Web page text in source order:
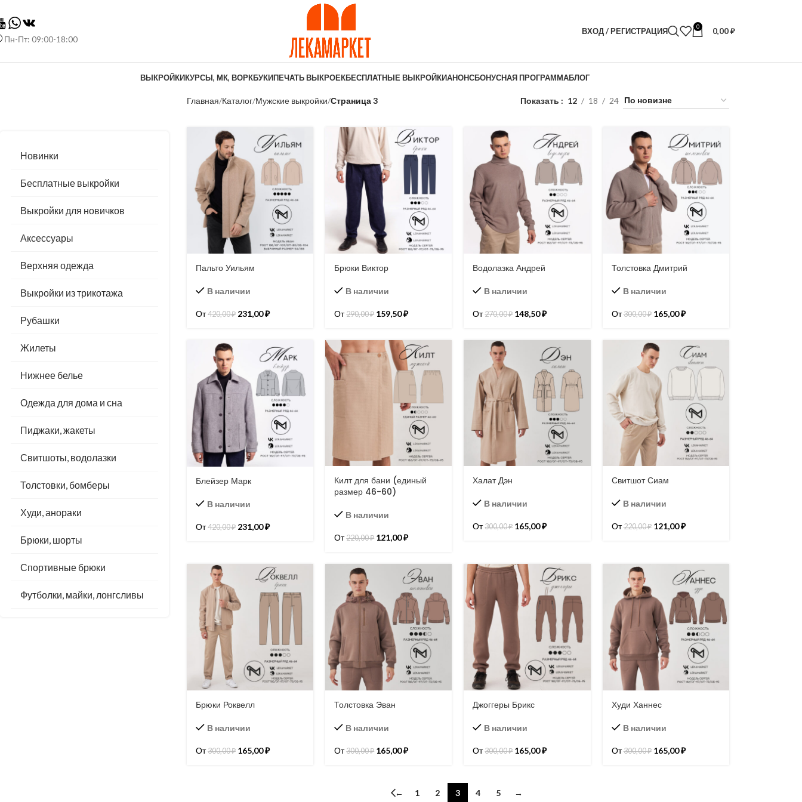
Пн-Пт: 09:00-18:00
ВХОД / РЕГИСТРАЦИЯ 0 0,00₽
ВЫКРОЙКИКУРСЫ, МК, ВОРКБУКИПЕЧАТЬ ВЫКРОЕКБЕСПЛАТНЫЕ ВЫКРОЙКИАНОНСБОНУСНАЯ ПРОГРАММАБЛОГ
Новинки
Бесплатные выкройки
Выкройки для новичков
Аксессуары
Верхняя одежда
Выкройки из трикотажа
Рубашки
Жилеты
Нижнее белье
Одежда для дома и сна
Пиджаки, жакеты
Свитшоты, водолазки
Толстовки, бомберы
Худи, анораки
Брюки, шорты
Спортивные брюки
Футболки, майки, лонгсливы
Главная Каталог Мужские выкройки Страница 3 Показать 12 18 24
Пальто Уильям
В наличии
От420,00₽ 231,00₽
Брюки Виктор
В наличии
От290,00₽ 159,50₽
Водолазка Андрей
В наличии
От270,00₽ 148,50₽
Толстовка Дмитрий
В наличии
От300,00₽ 165,00₽
Блейзер Марк
В наличии
От420,00₽ 231,00₽
Килт для бани (единый
размер 46-60)
В наличии
От220,00₽ 121,00₽
Халат Дэн
В наличии
От300,00₽ 165,00₽
Свитшот Сиам
В наличии
От220,00₽ 121,00₽
Брюки Роквелл
В наличии
От300,00₽ 165,00₽
Толстовка Эван
В наличии
От300,00₽ 165,00₽
Джоггеры Брикс
В наличии
От300,00₽ 165,00₽
Худи Ханнес
В наличии
От300,00₽ 165,00₽
← 1 2 3 4 5 →